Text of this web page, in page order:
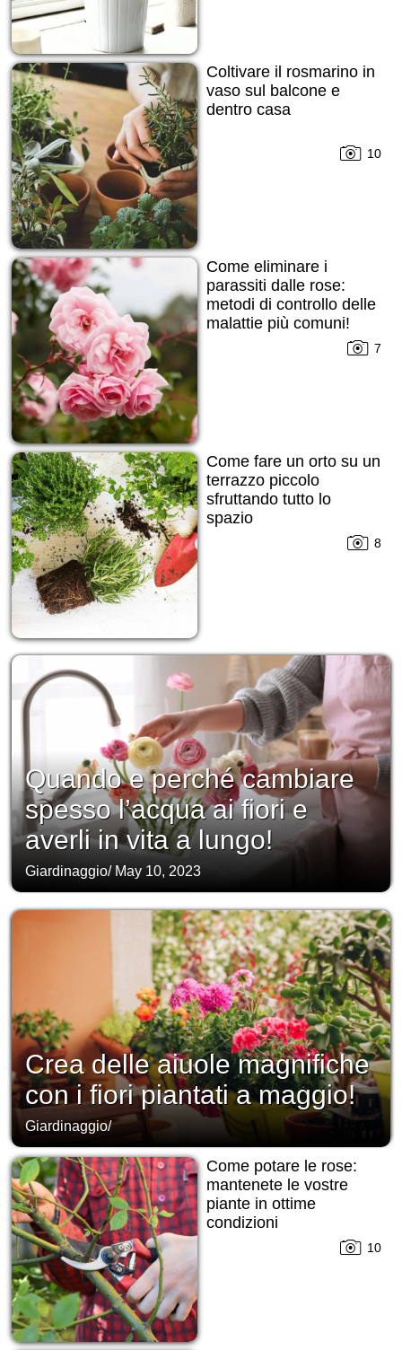
Coltivare il rosmarino in
vaso sul balcone e
dentro casa
10
Come eliminare i
parassiti dalle rose:
metodi di controllo delle
malattie più comuni!
7
Come fare un orto su un
terrazzo piccolo
sfruttando tutto lo
spazio
8
Quando e perché cambiare
spesso l’acqua ai fiori e
averli in vita a lungo!
Giardinaggio/ May 10, 2023
Crea delle aiuole magnifiche
con i fiori piantati a maggio!
Giardinaggio/
Come potare le rose:
mantenete le vostre
piante in ottime
condizioni
10